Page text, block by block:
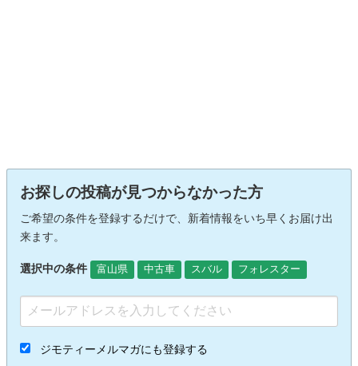
お探しの投稿が見つからなかった方
ご希望の条件を登録するだけで、新着情報をいち早くお届け出
来ます。
選択中の条件 富山県 中古車 スバル フォレスター
ジモティーメルマガにも登録する